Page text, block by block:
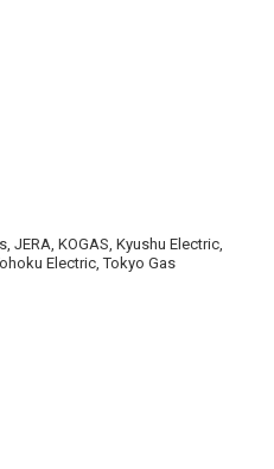
JERA, KOGAS, Kyushu Electric,
Electric, Tokyo Gas